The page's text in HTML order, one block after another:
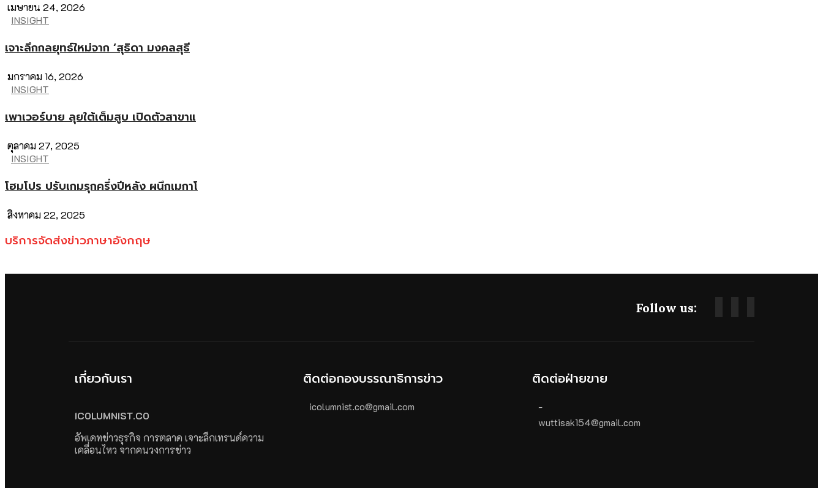
เมษายน 24, 2026
INSIGHT
เจาะลึกกลยุทธ์ใหม่จาก ‘สุธิดา มงคลสุธี
มกราคม 16, 2026
INSIGHT
เพาเวอร์บาย ลุยใต้เต็มสูบ เปิดตัวสาขาแ
ตุลาคม 27, 2025
INSIGHT
โฮมโปร ปรับเกมรุกครึ่งปีหลัง ผนึกเมกาโ
สิงหาคม 22, 2025
บริการจัดส่งข่าวภาษาอังกฤษ
Follow us:
เกี่ยวกับเรา
ICOLUMNIST.CO
อัพเดทข่าวธุรกิจ การตลาด เจาะลึกเทรนด์ความ
เคลื่อนไหว จากคนวงการข่าว
ติดต่อกองบรรณาธิการข่าว
icolumnist.co@gmail.com
ติดต่อฝ่ายขาย
-
wuttisak154@gmail.com